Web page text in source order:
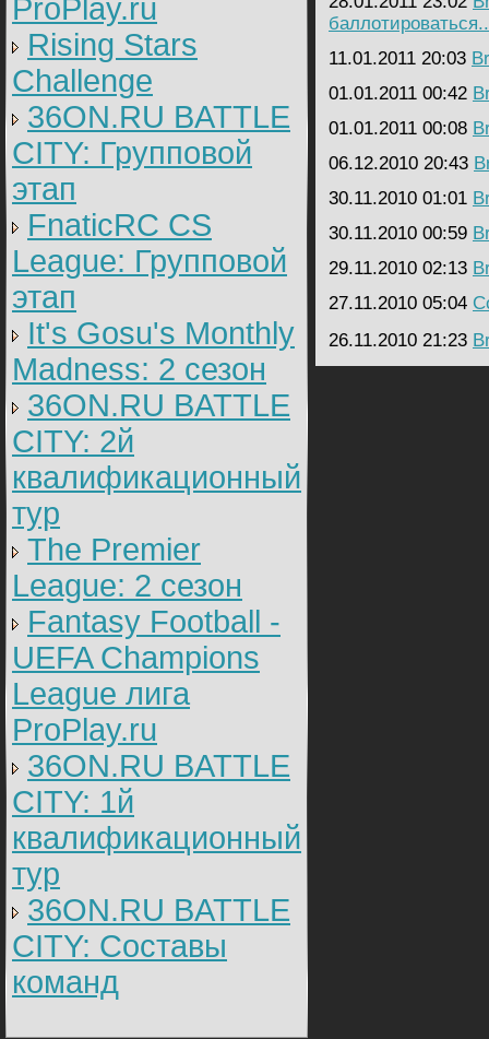
ProPlay.ru
Rising Stars
Challenge
36ON.RU BATTLE
CITY: Групповой
этап
FnaticRC CS
League: Групповой
этап
It's Gosu's Monthly
Madness: 2 сезон
36ON.RU BATTLE
CITY: 2й
квалификационный
тур
The Premier
League: 2 cезон
Fantasy Football -
UEFA Champions
League лига
ProPlay.ru
36ON.RU BATTLE
CITY: 1й
квалификационный
тур
36ON.RU BATTLE
CITY: Составы
команд
11.01.2011 20:03
01.01.2011 00:42
01.01.2011 00:08
06.12.2010 20:43
30.11.2010 01:01
30.11.2010 00:59
29.11.2010 02:13
27.11.2010 05:04
26.11.2010 21:23